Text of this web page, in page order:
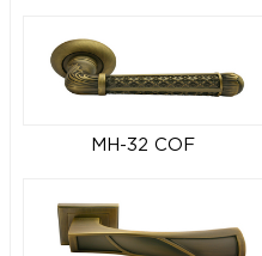
MH-32 COF